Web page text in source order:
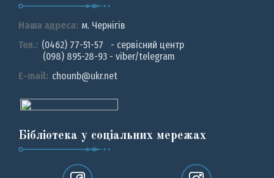
Наша адреса: м. Чернiгiв
Тел.: (0462) 77-51-57 - сервісний центр
(098) 895-28-93 - viber/telegram
E-mail: chounb@ukr.net
Бібліотека у соціальних мережах